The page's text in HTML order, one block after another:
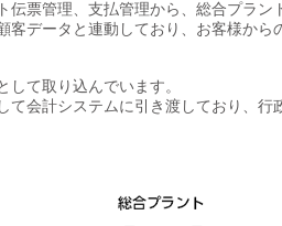
票管理、支払管理から、総合プラ
データと連動しており、お客様か
て取り込んでいます。
会計システムに引き渡しており、